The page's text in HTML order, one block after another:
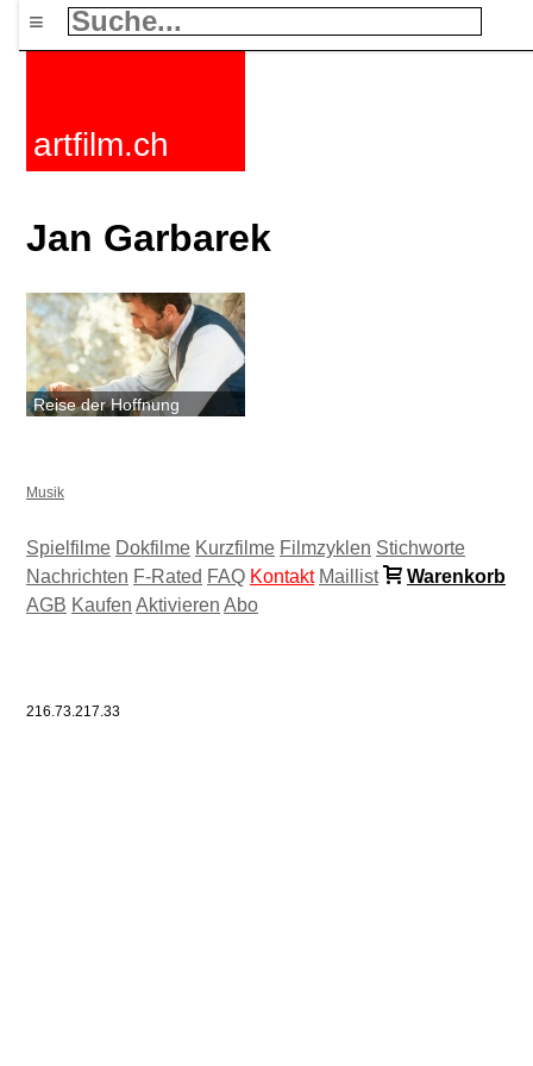
≡
artfilm.ch
Jan Garbarek
Reise der Hoffnung
Musik
Spielfilme Dokfilme Kurzfilme Filmzyklen Stichworte
Nachrichten F-Rated FAQ Kontakt Maillist
Warenkorb
AGB Kaufen Aktivieren Abo
216.73.217.33